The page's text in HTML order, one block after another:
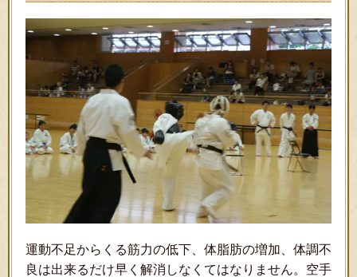
運動不足からくる筋力の低下、体脂肪の増加、体調不
良は出来るだけ早く解消しなくてはなりません。空手